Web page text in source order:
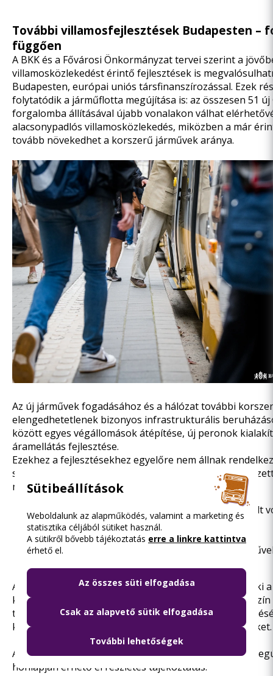
További villamosfejlesztések Budapesten –
függően
A BKK és a Fővárosi Önkormányzat tervei szerint a
villamosközlekedést érintő fejlesztések is
Budapesten, európai uniós társfinanszírozással. Ezek
folytatódik a járműflotta megújítása is: az összesen 51 új
forgalomba állításával újabb vonalakon válhat
alacsonypadlós villamosközlekedés, miközben a már
tovább növekedhet a korszerű járművek aránya.
Az új járművek fogadásához és a hálózat további
elengedhetetlenek bizonyos infrastrukturális
között egyes végállomások átépítése, új peronok
áramellátás fejlesztése.
Ezekhez a fejlesztésekhez egyelőre nem állnak
szükséges EU-s források, a főváros azonban
megvalósítása mellett. A források biztosítanák:
az alacsonypadlós villamossal még nem kiszolgált
fejlesztését;
további peronok akadálymentesítését, valamint
a kocsiszínek teljes körű felkészítését az új
A BKK 2025 októberében feltételes közbeszerzést írt ki
kocsiszín,
az Angyalföld kocsiszín
tervezésére; márciusban pediga Száva kocsiszín
korszerűsítésére kötötte meg a tervezési szerződéseket.
A budapesti villamosfejlesztésekről és a járműflotta
honlapján érhető el részletes tájékoztatás.
Sütibeállítások
Weboldalunk az alapműködés, valamint a marketing és
statisztika céljából sütiket használ.
A sütikről bővebb tájékoztatás erre a linkre kattintva
érhető el.
Az összes süti elfogadása
Csak az alapvető sütik elfogadása
További lehetőségek